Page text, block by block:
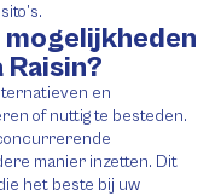
en
of nuttig te besteden.
manier inzetten. Dit
het beste bij uw